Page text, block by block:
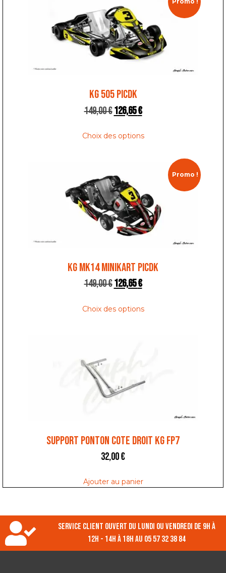
KG 505 PICDK
149,00€126,65€
Choix des options
Promo !
KG MK14 MINIKART PICDK
149,00€126,65€
Choix des options
SUPPORT PONTON COTE DROIT KG FP7
32,00€
Ajouter au panier
Service client ouvert du lundi ou vendredi de 9h à
12h - 14h à 18h au 05 57 32 38 84